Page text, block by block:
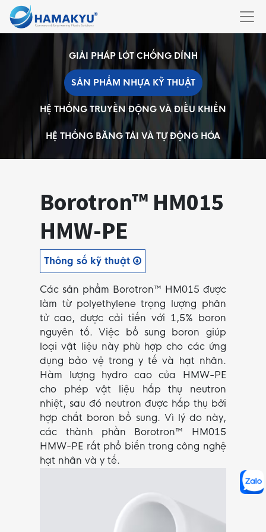
GIẢI PHÁP LÓT CHỐNG DÍNH
SẢN PHẨM NHỰA KỸ THUẬT
HỆ THỐNG TRUYỀN ĐỘNG VÀ ĐIỀU KHIỂN
HỆ THỐNG BĂNG TẢI VÀ TỰ ĐỘNG HÓA
Borotron™ HM015
HMW-PE
Thông số kỹ thuật
Các sản phẩm Borotron™ HM015 được
làm từ polyethylene trọng lượng phân
tử cao, được cải tiến với 1,5% boron
nguyên tố. Việc bổ sung boron giúp
loại vật liệu này phù hợp cho các ứng
dụng bảo vệ trong y tế và hạt nhân.
Hàm lượng hydro cao của HMW-PE
cho phép vật liệu hấp thụ neutron
nhiệt, sau đó neutron được hấp thụ bởi
hợp chất boron bổ sung. Vì lý do này,
các thành phần Borotron™ HM015
HMW-PE rất phổ biến trong công nghệ
hạt nhân và y tế.